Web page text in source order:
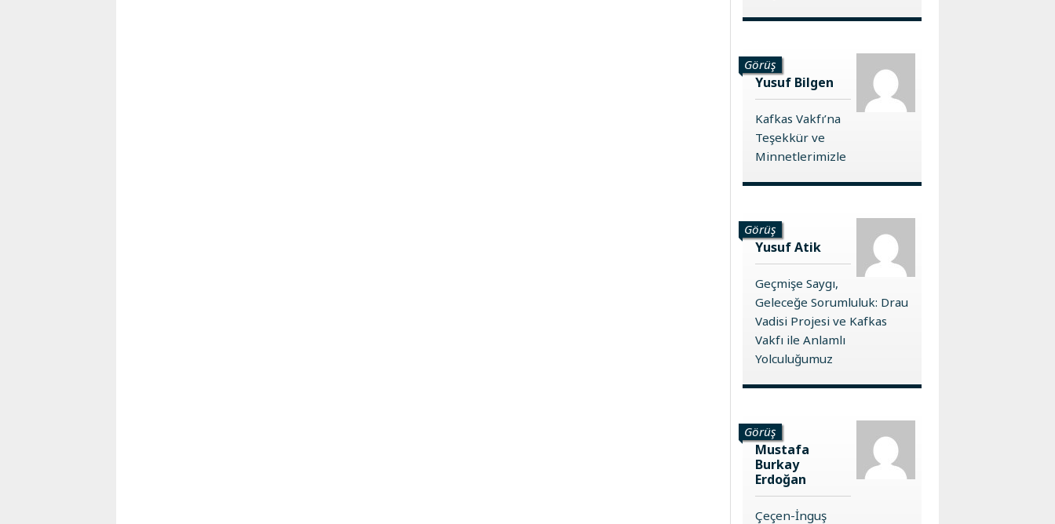
Görüş
Yusuf Bilgen
Kafkas Vakfı’na
Teşekkür ve
Minnetlerimizle
Görüş
Yusuf Atik
Geçmişe Saygı,
Geleceğe Sorumluluk: Drau
Vadisi Projesi ve Kafkas
Vakfı ile Anlamlı
Yolculuğumuz
Görüş
Mustafa
Burkay
Erdoğan
Çeçen-İnguş